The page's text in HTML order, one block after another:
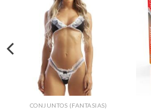
CONJUNTOS (FANTASIAS)